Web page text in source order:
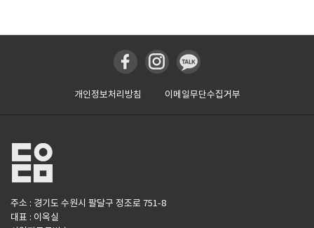
개인정보처리방침 이메일무단수집거부
주소 : 경기도 수원시 팔달구 정조로 751-8
대표 : 이옥실